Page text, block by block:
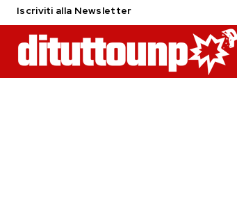
Iscriviti alla Newsletter